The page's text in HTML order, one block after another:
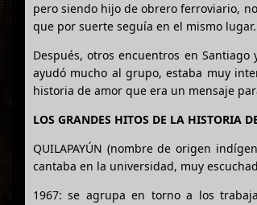
pero siendo hijo de obrero ferroviario,
que por suerte seguía en el mismo
Después, otros encuentros en
ayudó mucho al grupo, estaba muy
historia de amor que era un mensaje
LOS GRANDES HITOS DE LA HISTORIA
QUILAPAYÚN (nombre de origen
cantaba en la universidad, muy
1967: se agrupa en torno a los